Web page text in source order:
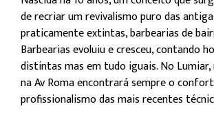
de recriar um revivalismo puro das
praticamente extintas, barbearias de
Barbearias evoluiu e cresceu, contando
distintas mas em tudo iguais. No
na Av Roma encontrará sempre o
profissionalismo das mais recentes